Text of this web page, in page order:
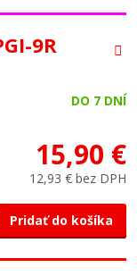
9R
DO 7 DNÍ
15,90 €
12,93 € bez DPH
Pridať do košíka